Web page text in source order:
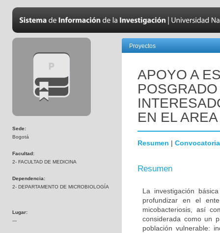
Sede:
Bogotá
Facultad:
2- FACULTAD DE MEDICINA
Dependencia:
2- DEPARTAMENTO DE MICROBIOLOGÍA
Lugar:
---
Proyectos
APOYO A
EN EL
Resumen | Convocatoria
Resumen
La investigación
profundizar en el
micobacteriosis, así
considerada como un
población vulnerable: